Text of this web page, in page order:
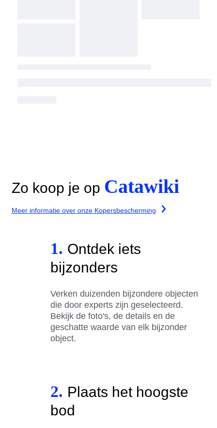
Zo koop je op Catawiki
Meer informatie over onze Kopersbescherming
1. Ontdek iets
bijzonders
Verken duizenden bijzondere objecten
die door experts zijn geselecteerd.
Bekijk de foto's, de details en de
geschatte waarde van elk bijzonder
object.
2. Plaats het hoogste
bod